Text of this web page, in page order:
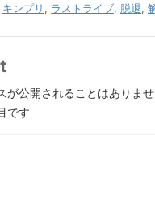
キンプリ , ラストライブ, 脱退,
が公開されることはありませ
です